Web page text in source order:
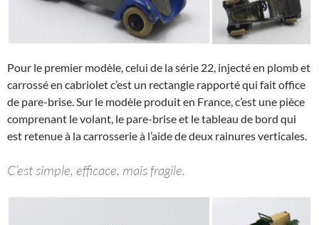
Pour le premier modèle, celui de la série 22, injecté en plomb et
carrossé en cabriolet c’est un rectangle rapporté qui fait office
de pare-brise. Sur le modèle produit en France, c’est une pièce
comprenant le volant, le pare-brise et le tableau de bord qui
est retenue à la carrosserie à l’aide de deux rainures verticales.
C’est simple, efficace, mais fragile.